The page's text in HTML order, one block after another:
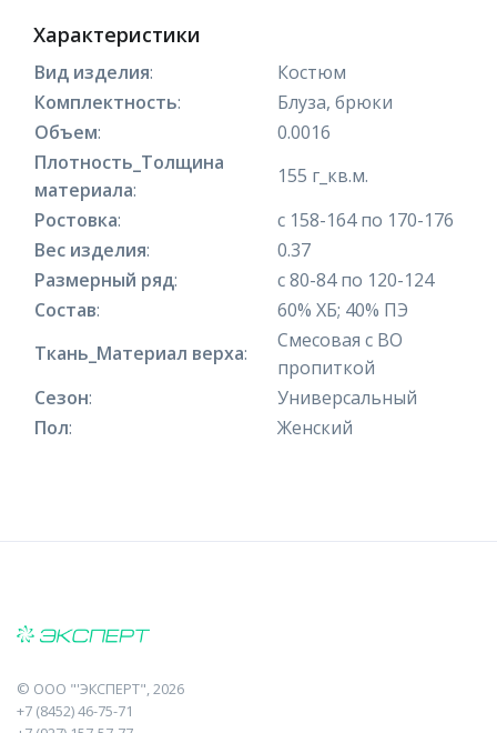
Характеристики
Вид изделия:
Костюм
Комплектность:
Блуза, брюки
Объем:
0.0016
Плотность_Толщина
материала:
155 г_кв.м.
Ростовка:
с 158-164 по 170-176
Вес изделия:
0.37
Размерный ряд:
с 80-84 по 120-124
Состав:
60% ХБ; 40% ПЭ
Ткань_Материал верха:
Смесовая с ВО
пропиткой
Сезон:
Универсальный
Пол: Женский
© ООО "'ЭКСПЕРТ", 2026
+7 (8452) 46-75-71